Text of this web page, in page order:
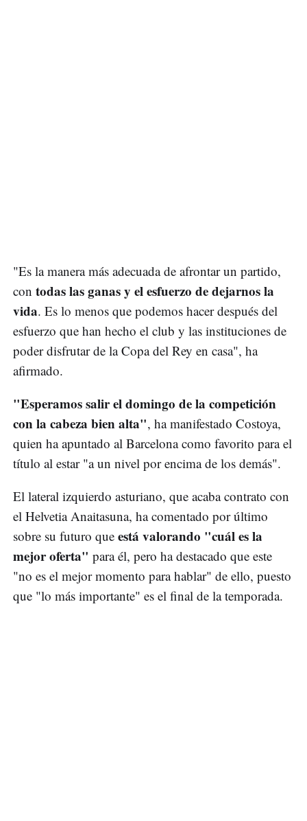
"Es la manera más adecuada de afrontar un partido,
con todas las ganas y el esfuerzo de dejarnos la
vida. Es lo menos que podemos hacer después del
esfuerzo que han hecho el club y las instituciones de
poder disfrutar de la Copa del Rey en casa", ha
afirmado.
"Esperamos salir el domingo de la competición
con la cabeza bien alta", ha manifestado Costoya,
quien ha apuntado al Barcelona como favorito para el
título al estar "a un nivel por encima de los demás".
El lateral izquierdo asturiano, que acaba contrato con
el Helvetia Anaitasuna, ha comentado por último
sobre su futuro que está valorando "cuál es la
mejor oferta" para él, pero ha destacado que este
"no es el mejor momento para hablar" de ello, puesto
que "lo más importante" es el final de la temporada.